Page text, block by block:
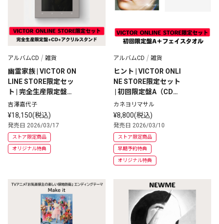
アルバムCD 雑貨
幽霊家族 | VICTOR ON
LINE STORE限定セッ
ト | 完全生産限定盤＋
CD＋アクリルスタン
ド
吉澤嘉代子
¥18,150(税込)
発売日 2026/03/17
ストア限定商品
オリジナル特典
アルバムCD 雑貨
ヒント | VICTOR ONLI
NE STORE限定セット
| 初回限定盤A（CD＋
Blu-ray）+ GOODS
カネヨリマサル
¥8,800(税込)
発売日 2026/03/10
ストア限定商品
早期予約特典
オリジナル特典